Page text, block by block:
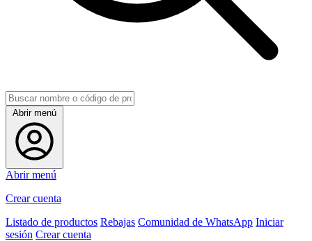
Abrir menú
Abrir menú
Crear cuenta
Listado de productos Rebajas Comunidad de WhatsApp Iniciar
sesión Crear cuenta